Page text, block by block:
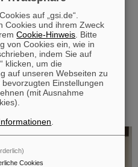
Wirtschaft und
Understanding (MoU) zur
GSI/FAIR bringt
auf „gsi.de“.
Cookies und ihrem Zweck
Cookie-Hinweis . Bitte
von Cookies ein, wie in
indem Sie auf
klicken, um die
auf unseren Webseiten zu
Einstellungen
(mit Ausnahme
Cookies